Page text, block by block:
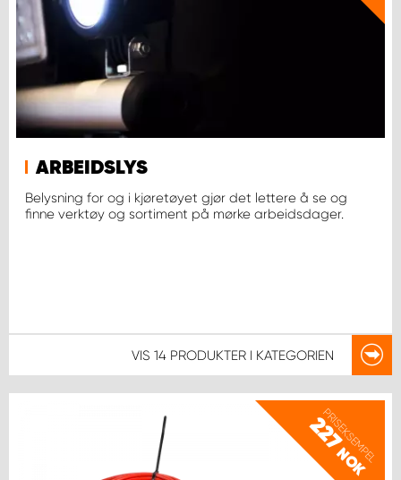
ARBEIDSLYS
Belysning for og i kjøretøyet gjør det lettere å se og
finne verktøy og sortiment på mørke arbeidsdager.
VIS 14 PRODUKTER I KATEGORIEN
PRISEKSEMPEL
227
NOK